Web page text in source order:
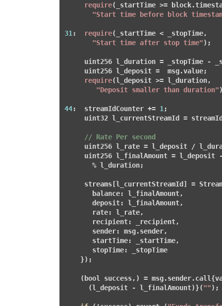
require(_startTime >=
"Start time before block
31 : require(_startTime < _stopTime,
"Start time after stop time");
uint256 l_duration = _stopTime -
     uint256 l_deposit =  msg.value;
require(l_deposit >= l_duration,
"Deposit smaller than duration"
44:  streamIdCounter += 1 ;
uint32 l_currentStreamId =
// Rate Per second
uint256 l_rate = l_deposit /
uint256 l_finalAmount = l_deposit
       % l_duration;
streams[l_currentStreamId] =
       balance: l_finalAmount,
       deposit: l_finalAmount,
       rate: l_rate,
       recipient: _recipient,
       sender: msg.sender,
       startTime: _startTime,
       stopTime: _stopTime
    });
(bool success,) =
      (l_deposit - l_finalAmount)}(
"");